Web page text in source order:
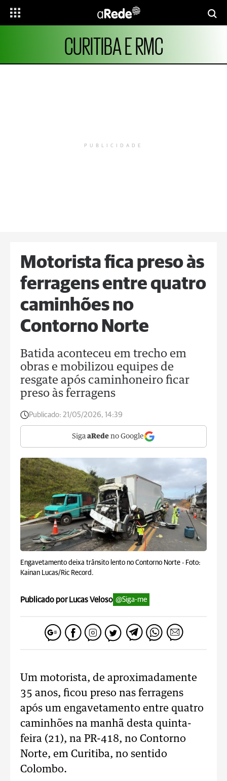
CURITIBA E RMC
PUBLICIDADE
Motorista fica preso às
ferragens entre quatro
caminhões no
Contorno Norte
Batida aconteceu em trecho em
obras e mobilizou equipes de
resgate após caminhoneiro ficar
preso às ferragens
Publicado: 21/05/2026, 14:39
Siga aRede no Google
Engavetamento deixa trânsito lento no Contorno Norte - Foto:
Kainan Lucas/Ric Record.
Publicado por Lucas Veloso @Siga-me
Um motorista, de aproximadamente
35 anos, ficou preso nas ferragens
após um engavetamento entre quatro
caminhões na manhã desta quinta-
feira (21), na PR-418, no Contorno
Norte, em Curitiba, no sentido
Colombo.